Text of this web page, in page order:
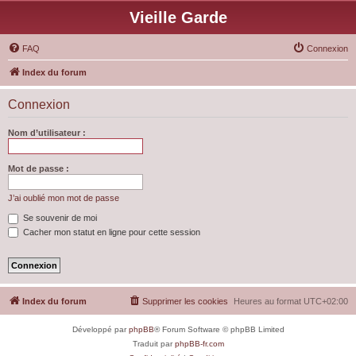
Vieille Garde
FAQ Connexion
Index du forum
Connexion
Nom d’utilisateur :
Mot de passe :
J’ai oublié mon mot de passe
Se souvenir de moi
Cacher mon statut en ligne pour cette session
Index du forum Heures au format UTC+02:00
Supprimer les cookies
Développé parphpBB® Forum Software © phpBB Limited
Traduit parphpBB-fr.com